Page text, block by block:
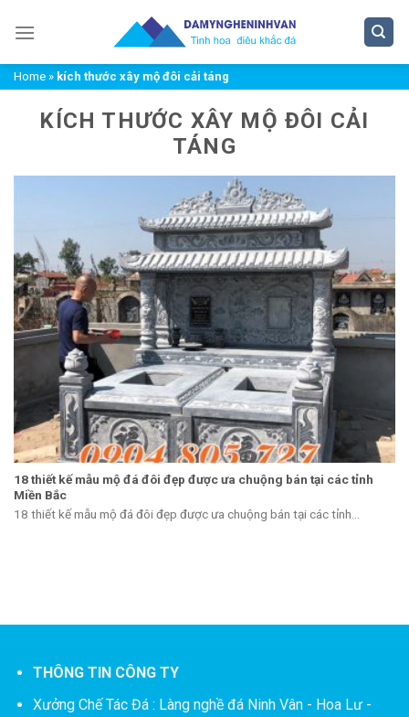
đến
dungHome » kích thước xây mộ đôi cải táng
KÍCH THƯỚC XÂY MỘ ĐÔI CẢI
TÁNG
18 thiết kế mẫu mộ đá đôi đẹp được ưa chuộng bán tại các tỉnh
Miền Bắc
18 thiết kế mẫu mộ đá đôi đẹp được ưa chuộng bán tại các tỉnh...
THÔNG TIN CÔNG TY
Xưởng Chế Tác Đá : Làng nghề đá Ninh Vân - Hoa Lư -